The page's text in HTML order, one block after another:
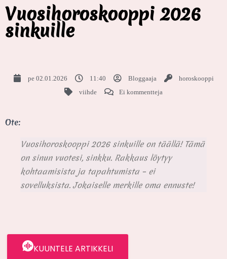
Vuosihoroskooppi 2026
sinkuille
pe 02.01.2026 11:40 Bloggaaja
horoskooppi
viihde
Ei kommentteja
Ote:
Vuosihoroskooppi 2026 sinkuille on täällä! Tämä
on sinun vuotesi, sinkku. Rakkaus löytyy
kohtaamisista ja tapahtumista – ei
sovelluksista. Jokaiselle merkille oma ennuste!
KUUNTELE ARTIKKELI